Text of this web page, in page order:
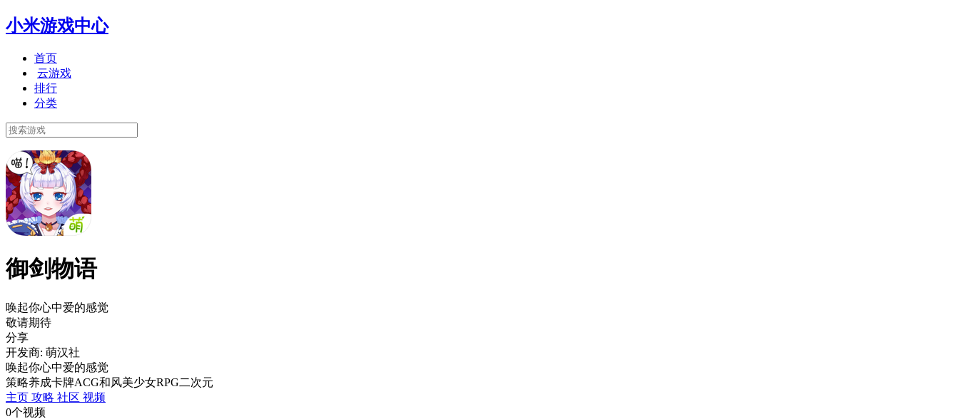
小米游戏中心
首页
云游戏
排行
分类
御剑物语
唤起你心中爱的感觉
敬请期待
分享
开发商: 萌汉社
唤起你心中爱的感觉
策略养成卡牌ACG和风美少女RPG二次元
主页 攻略 社区 视频
0个视频